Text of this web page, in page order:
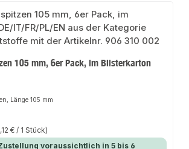
105 mm, 6er Pack, im Blisterkarton
Länge 105 mm
€ / 1 Stück)
voraussichtlich in 5 bis 6